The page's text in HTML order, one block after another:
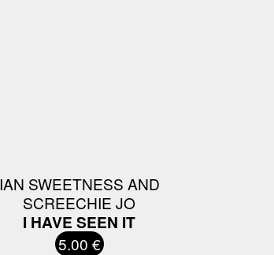
IAN SWEETNESS AND
SCREECHIE JO
I HAVE SEEN IT
5.00 €